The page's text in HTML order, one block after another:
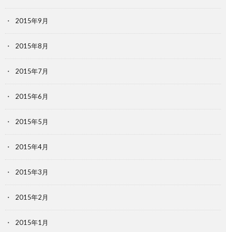
2015年9月
2015年8月
2015年7月
2015年6月
2015年5月
2015年4月
2015年3月
2015年2月
2015年1月